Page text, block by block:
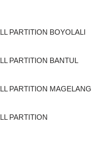
PARTITION BOYOLALI
PARTITION BANTUL
PARTITION MAGELANG
PARTITION